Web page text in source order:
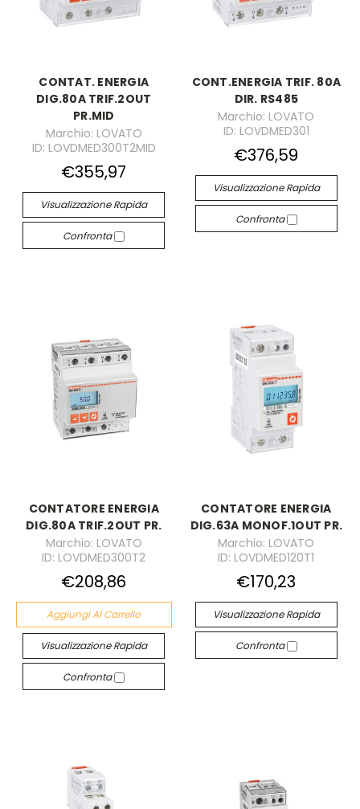
CONTAT. ENERGIA
DIG.80A TRIF.2OUT
PR.MID
Marchio: LOVATO
ID: LOVDMED300T2MID
€355,97
Visualizzazione Rapida
Confronta
CONT.ENERGIA TRIF. 80A
DIR. RS485
Marchio: LOVATO
ID: LOVDMED301
€376,59
Visualizzazione Rapida
Confronta
CONTATORE ENERGIA
DIG.80A TRIF.2OUT PR.
Marchio: LOVATO
ID: LOVDMED300T2
€208,86
Aggiungi Al Carrello
Visualizzazione Rapida
Confronta
CONTATORE ENERGIA
DIG.63A MONOF.1OUT PR.
Marchio: LOVATO
ID: LOVDMED120T1
€170,23
Visualizzazione Rapida
Confronta